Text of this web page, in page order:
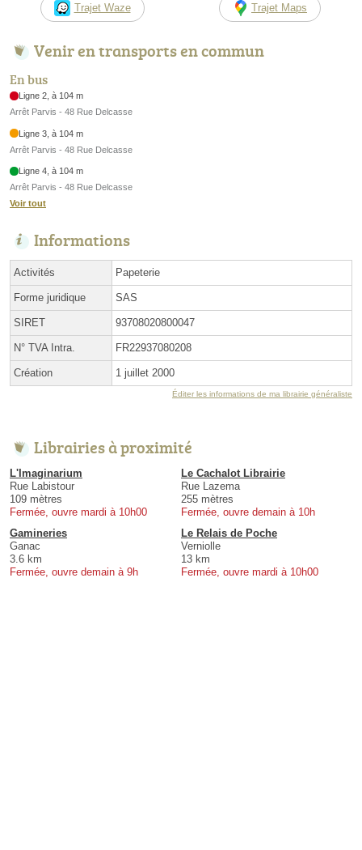
Trajet Waze Trajet Maps
Venir en transports en commun
En bus
Ligne 2, à 104 m
Arrêt Parvis - 48 Rue Delcasse
Ligne 3, à 104 m
Arrêt Parvis - 48 Rue Delcasse
Ligne 4, à 104 m
Arrêt Parvis - 48 Rue Delcasse
Voir tout
Informations
Activités Papeterie
Forme juridique SAS
SIRET 93708020800047
N° TVA Intra. FR22937080208
Création 1 juillet 2000
Éditer les informations de ma librairie généraliste
Librairies à proximité
L'Imaginarium
Rue Labistour
109 mètres
Fermée, ouvre mardi à 10h00
Le Cachalot Librairie
Rue Lazema
255 mètres
Fermée, ouvre demain à 10h
Gamineries
Ganac
3.6 km
Fermée, ouvre demain à 9h
Le Relais de Poche
Verniolle
13 km
Fermée, ouvre mardi à 10h00